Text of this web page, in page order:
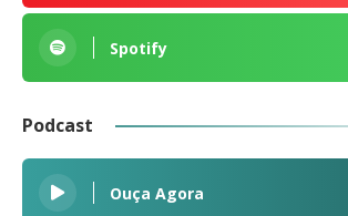
Spotify
Podcast
Ouça Agora